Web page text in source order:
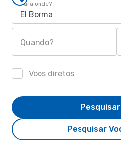
Para onde?
El Borma
Quando?
Voos diretos
Pesquisar